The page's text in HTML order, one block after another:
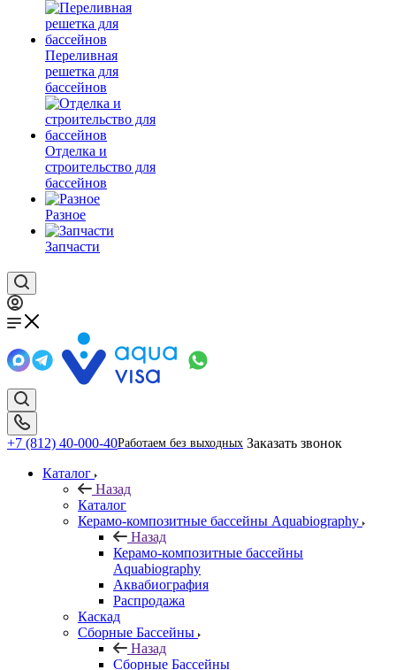
Переливная
решетка для
бассейнов
Отделка и
строительство для
бассейнов
Разное
Запчасти
+7 (812) 40-000-40Работаем без выходных Заказать звонок
Каталог
Назад
Каталог
Керамо-композитные бассейны Aquabiography
Назад
Керамо-композитные бассейны
Aquabiography
Аквабиография
Распродажа
Каскад
Сборные Бассейны
Назад
Сборные Бассейны